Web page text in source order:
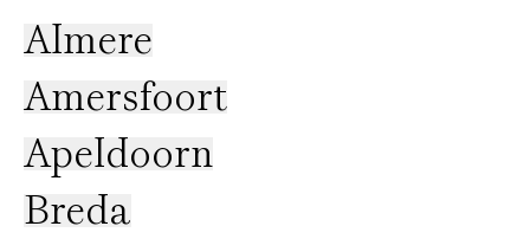
Almere
Amersfoort
Apeldoorn
Breda